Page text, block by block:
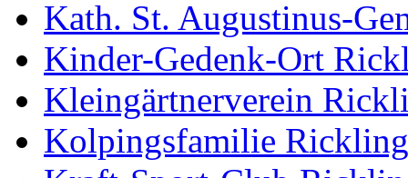
Kath. St. Augustinus-
Kinder-Gedenk-Ort
Kleingärtnerverein
Kolpingsfamilie